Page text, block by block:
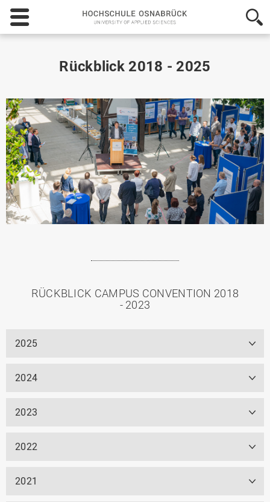
Hochschule
Osnabrück
-
Rückblick 2018 - 2025
RÜCKBLICK CAMPUS CONVENTION 2018
- 2023
2025
2024
2023
2022
2021